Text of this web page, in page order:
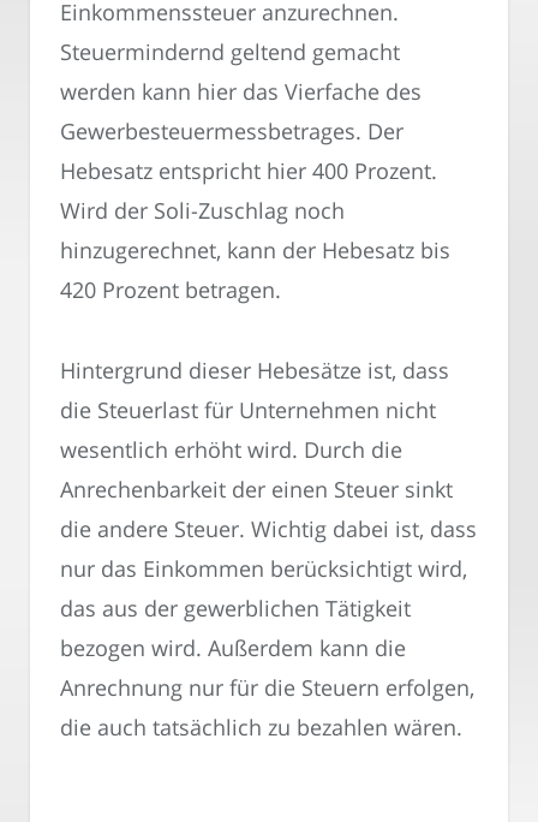
Einkommenssteuer anzurechnen.
Steuermindernd geltend gemacht
werden kann hier das Vierfache des
Gewerbesteuermessbetrages. Der
Hebesatz entspricht hier 400 Prozent.
Wird der Soli-Zuschlag noch
hinzugerechnet, kann der Hebesatz bis
420 Prozent betragen.
Hintergrund dieser Hebesätze ist, dass
die Steuerlast für Unternehmen nicht
wesentlich erhöht wird. Durch die
Anrechenbarkeit der einen Steuer sinkt
die andere Steuer. Wichtig dabei ist, dass
nur das Einkommen berücksichtigt wird,
das aus der gewerblichen Tätigkeit
bezogen wird. Außerdem kann die
Anrechnung nur für die Steuern erfolgen,
die auch tatsächlich zu bezahlen wären.